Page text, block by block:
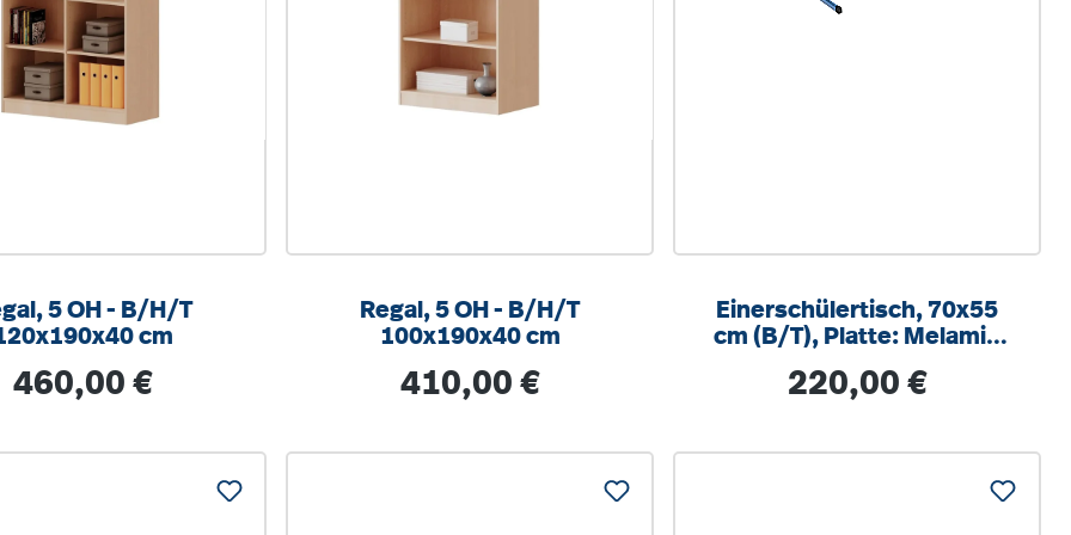
5 OH - B/H/T
cm
Regulärer Preis:
460,00 €
Regal, 5 OH - B/H/T
100x190x40 cm
Regulärer Preis:
410,00 €
Einerschülertisch, 70x55
cm (B/T), Platte: Melamin
58-82cm
Regulärer Preis:
220,00 €